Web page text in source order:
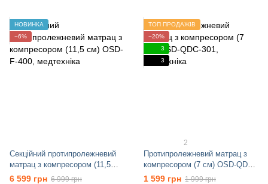
НОВИНКА
−6%
Секційний протипролежневий
матрац з компресором (11,5
см) OSD-F-400
6 599 грн 6 999 грн
ТОП ПРОДАЖІВ
−20%
3
3
2
Протипролежневий матрац з
компресором (7 см) OSD-QDC-
301
1 599 грн 1 999 грн